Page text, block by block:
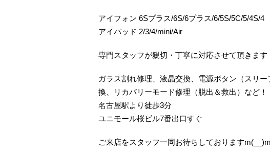
アイフォン 6Sプラス/6S/6プラス/6/5S/5C/5/4S/4
アイパッド 2/3/4/mini/Air
専門スタッフが親切・丁寧に対応させて頂きます
ガラス割れ修理、液晶交換、電源ボタン（スリ
換、リカバリーモード修理（脱出＆救出）など！
名古屋駅より徒歩3分
ユニモール桜ビル7番出口すぐ
ご来店をスタッフ一同お待ちしておりますm(__)m